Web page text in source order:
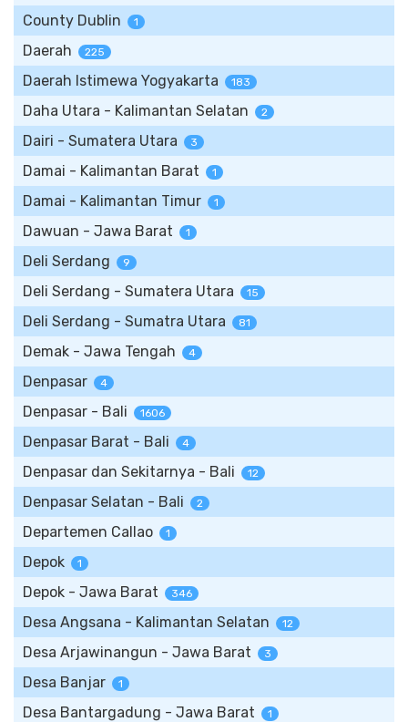
County Dublin 1
Daerah 225
Daerah Istimewa Yogyakarta 183
Daha Utara - Kalimantan Selatan 2
Dairi - Sumatera Utara 3
Damai - Kalimantan Barat 1
Damai - Kalimantan Timur 1
Dawuan - Jawa Barat 1
Deli Serdang 9
Deli Serdang - Sumatera Utara 15
Deli Serdang - Sumatra Utara 81
Demak - Jawa Tengah 4
Denpasar 4
Denpasar - Bali 1606
Denpasar Barat - Bali 4
Denpasar dan Sekitarnya - Bali 12
Denpasar Selatan - Bali 2
Departemen Callao 1
Depok 1
Depok - Jawa Barat 346
Desa Angsana - Kalimantan Selatan 12
Desa Arjawinangun - Jawa Barat 3
Desa Banjar 1
Desa Bantargadung - Jawa Barat 1